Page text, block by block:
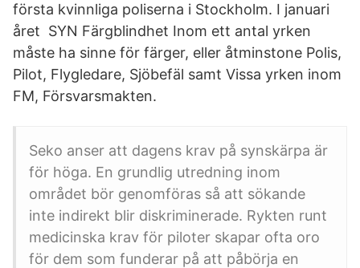
första kvinnliga poliserna i Stockholm. I januari
året SYN Färgblindhet Inom ett antal yrken
måste ha sinne för färger, eller åtminstone Polis,
Pilot, Flygledare, Sjöbefäl samt Vissa yrken inom
FM, Försvarsmakten.
Seko anser att dagens krav på synskärpa är
för höga. En grundlig utredning inom
området bör genomföras så att sökande
inte indirekt blir diskriminerade. Rykten runt
medicinska krav för piloter skapar ofta oro
för dem som funderar på att påbörja en